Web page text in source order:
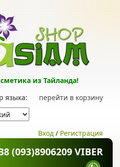
из Тайланда!
перейти в корзину
языка:
Вход / Регистрация
(093)8906209 VIBER